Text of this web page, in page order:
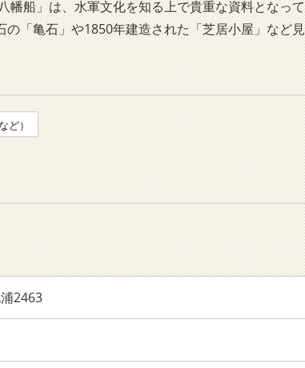
幡船」は、水軍文化を知る上で貴重な資料となって
「亀石」や1850年建造された「芝居小屋」など見
ど）
2463